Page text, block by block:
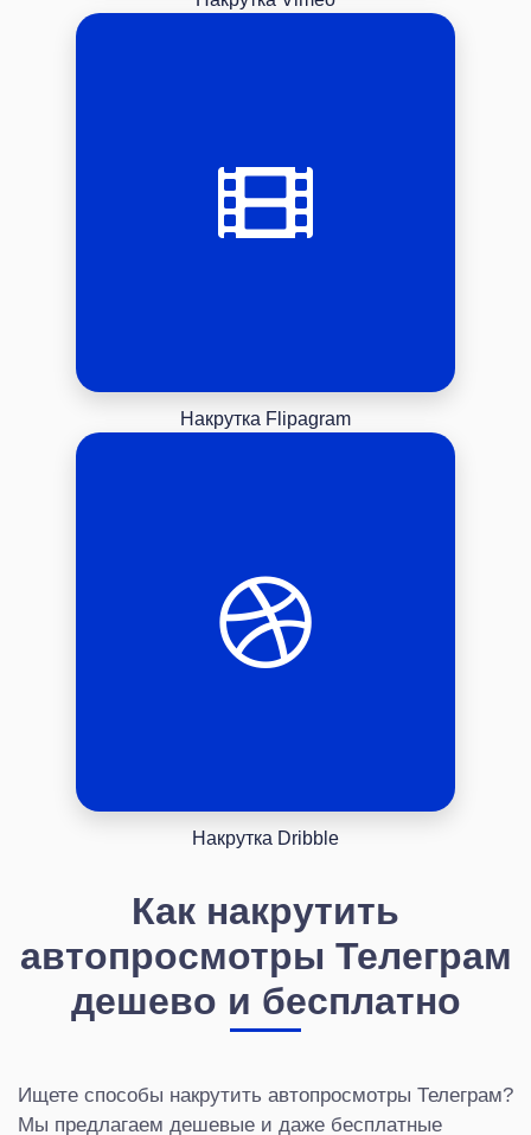
Накрутка Flipagram
Накрутка Dribble
Как накрутить
автопросмотры Телеграм
дешево и бесплатно
Ищете способы накрутить автопросмотры Телеграм?
Мы предлагаем дешевые и даже бесплатные